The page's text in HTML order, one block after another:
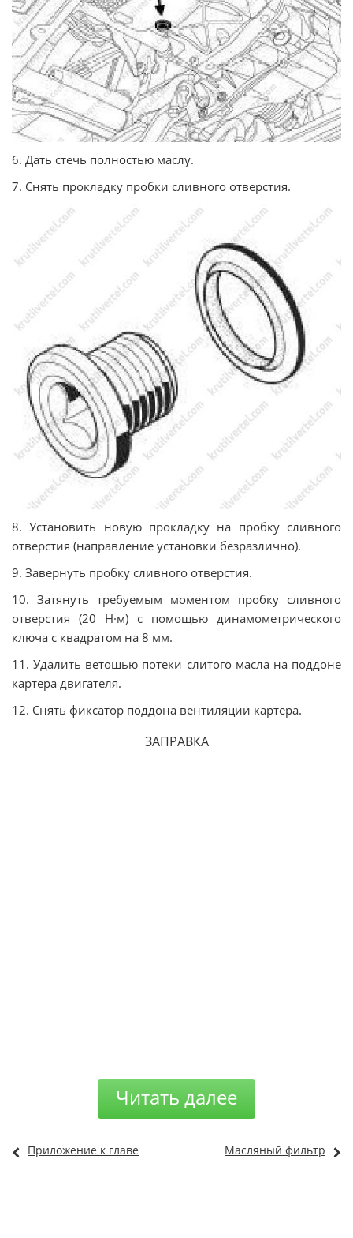
6. Дать стечь полностью маслу.
7. Снять прокладку пробки сливного отверстия.
8. Установить новую прокладку на пробку сливного
отверстия (направление установки безразлично).
9. Завернуть пробку сливного отверстия.
10. Затянуть требуемым моментом пробку сливного
отверстия (20 Н·м) с помощью динамометрического
ключа с квадратом на 8 мм.
11. Удалить ветошью потеки слитого масла на поддоне
картера двигателя.
12. Снять фиксатор поддона вентиляции картера.
ЗАПРАВКА
Читать далее
Приложение к главе Масляный фильтр